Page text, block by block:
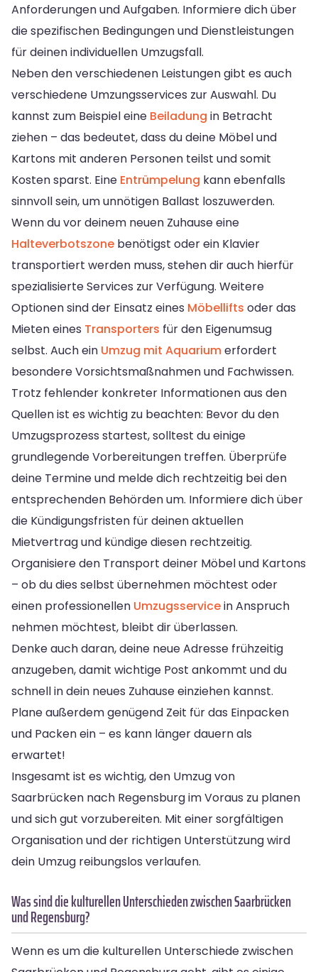
Anforderungen und Aufgaben. Informiere dich über
die spezifischen Bedingungen und Dienstleistungen
für deinen individuellen Umzugsfall.
Neben den verschiedenen Leistungen gibt es auch
verschiedene Umzungsservices zur Auswahl. Du
kannst zum Beispiel eine Beiladung in Betracht
ziehen – das bedeutet, dass du deine Möbel und
Kartons mit anderen Personen teilst und somit
Kosten sparst. Eine Entrümpelung kann ebenfalls
sinnvoll sein, um unnötigen Ballast loszuwerden.
Wenn du vor deinem neuen Zuhause eine
Halteverbotszone benötigst oder ein Klavier
transportiert werden muss, stehen dir auch hierfür
spezialisierte Services zur Verfügung. Weitere
Optionen sind der Einsatz eines Möbellifts oder das
Mieten eines Transporters für den Eigenumsug
selbst. Auch ein Umzug mit Aquariumerfordert
besondere Vorsichtsmaßnahmen und Fachwissen.
Trotz fehlender konkreter Informationen aus den
Quellen ist es wichtig zu beachten: Bevor du den
Umzugsprozess startest, solltest du einige
grundlegende Vorbereitungen treffen. Überprüfe
deine Termine und melde dich rechtzeitig bei den
entsprechenden Behörden um. Informiere dich über
die Kündigungsfristen für deinen aktuellen
Mietvertrag und kündige diesen rechtzeitig.
Organisiere den Transport deiner Möbel und Kartons
– ob du dies selbst übernehmen möchtest oder
einen professionellen Umzugsservicein Anspruch
nehmen möchtest, bleibt dir überlassen.
Denke auch daran, deine neue Adresse frühzeitig
anzugeben, damit wichtige Post ankommt und du
schnell in dein neues Zuhause einziehen kannst.
Plane außerdem genügend Zeit für das Einpacken
und Packen ein – es kann länger dauern als
erwartet!
Insgesamt ist es wichtig, den Umzug von
Saarbrücken nach Regensburg im Voraus zu planen
und sich gut vorzubereiten. Mit einer sorgfältigen
Organisation und der richtigen Unterstützung wird
dein Umzug reibungslos verlaufen.
Was sind die kulturellen Unterschieden zwischen Saarbrücken
und Regensburg?
Wenn es um die kulturellen Unterschiede zwischen